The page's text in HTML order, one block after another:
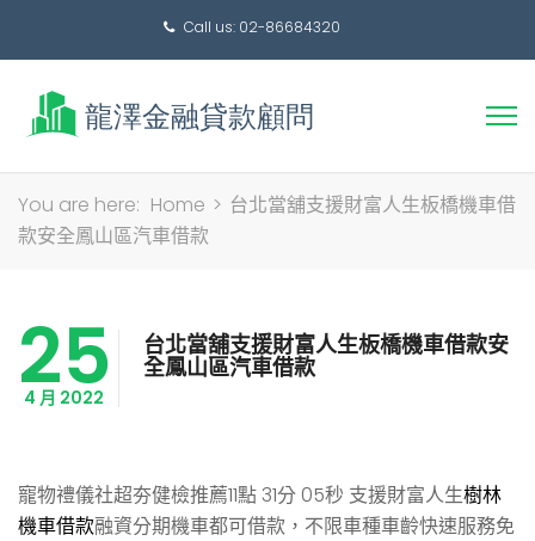
Call us: 02-86684320
搜
You are here: Home > 台北當舖支援財富人生板橋機車借
款安全鳳山區汽車借款
25
4 月 2022
台北當舖支援財富人生板橋機車借款安
全鳳山區汽車借款
寵物禮儀社超夯健檢推薦11點 31分 05秒 支援財富人生樹林
機車借款融資分期機車都可借款，不限車種車齡快速服務免